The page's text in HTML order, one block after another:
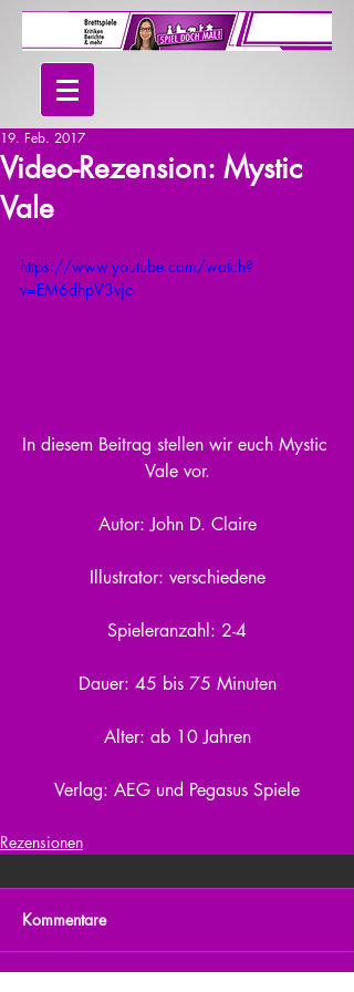
Video-Rezension: Mystic
Vale
19. Feb. 2017
https://www.youtube.com/watch?
v=EM6dhpV3vjo
In diesem Beitrag stellen wir euch Mystic
Vale vor.
Autor: John D. Claire
Illustrator: verschiedene
Spieleranzahl: 2-4
Dauer: 45 bis 75 Minuten
Alter: ab 10 Jahren
Verlag: AEG und Pegasus Spiele
Rezensionen
Kommentare